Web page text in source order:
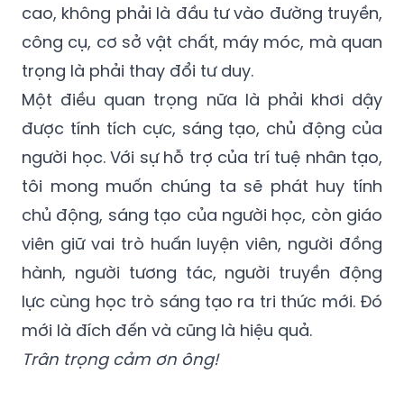
cao, không phải là đầu tư vào đường truyền,
công cụ, cơ sở vật chất, máy móc, mà quan
trọng là phải thay đổi tư duy.
Một điều quan trọng nữa là phải khơi dậy
được tính tích cực, sáng tạo, chủ động của
người học. Với sự hỗ trợ của trí tuệ nhân tạo,
tôi mong muốn chúng ta sẽ phát huy tính
chủ động, sáng tạo của người học, còn giáo
viên giữ vai trò huấn luyện viên, người đồng
hành, người tương tác, người truyền động
lực cùng học trò sáng tạo ra tri thức mới. Đó
mới là đích đến và cũng là hiệu quả.
Trân trọng cảm ơn ông!